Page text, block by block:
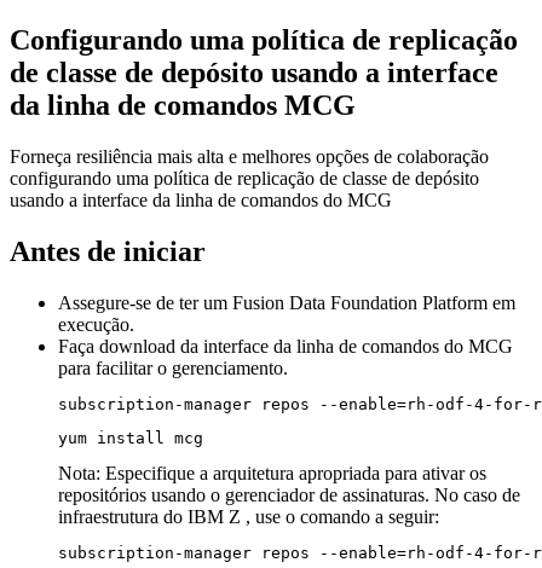
Configurando uma política de replicação
de classe de depósito usando a interface
da linha de comandos MCG
Forneça resiliência mais alta e melhores opções de colaboração
configurando uma política de replicação de classe de depósito
usando a interface da linha de comandos do MCG
Antes de iniciar
Assegure-se de ter um Fusion Data Foundation Platform em
execução.
Faça download da interface da linha de comandos do MCG
para facilitar o gerenciamento.
subscription-manager repos --enable=rh-odf-4-for-
yum install mcg
Nota: Especifique a arquitetura apropriada para ativar os
repositórios usando o gerenciador de assinaturas. No caso de
infraestrutura do IBM Z , use o comando a seguir:
subscription-manager repos --enable=rh-odf-4-for-